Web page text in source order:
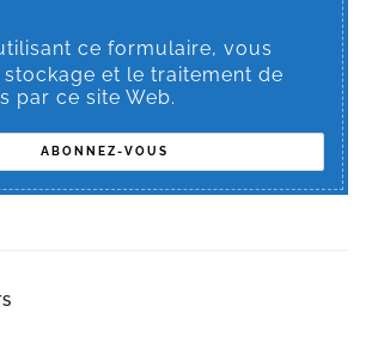
ce formulaire, vous
et le traitement de
par ce site Web.